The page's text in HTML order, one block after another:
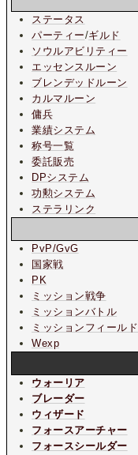
ステータス
パーティー/ギルド
ソウルアビリティー
エッセンスルーン
ブレンデッドルーン
カルマルーン
傭兵
業績システム
称号一覧
委託販売
DPシステム
功勲システム
ステラリンク
PvP/GvG
国家戦
PK
ミッション戦争
ミッションバトル
ミッションフィールド
Wexp
ウォーリア
ブレーダー
ウィザード
フォースアーチャー
フォースシールダー